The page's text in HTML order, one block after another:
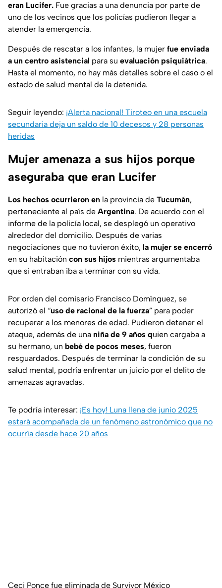
eran Lucifer. Fue gracias a una denuncia por parte de
uno de los vecinos que los policías pudieron llegar a
atender la emergencia.
Después de rescatar a los infantes, la mujer fue enviada
a un centro asistencial para su evaluación psiquiátrica.
Hasta el momento, no hay más detalles sobre el caso o el
estado de salud mental de la detenida.
Seguir leyendo: ¡Alerta nacional! Tiroteo en una escuela
secundaria deja un saldo de 10 decesos y 28 personas
heridas
Mujer amenaza a sus hijos porque
aseguraba que eran Lucifer
Los hechos ocurrieron en la provincia de Tucumán,
perteneciente al país de Argentina. De acuerdo con el
informe de la policía local, se desplegó un operativo
alrededor del domicilio. Después de varias
negociaciones que no tuvieron éxito, la mujer se encerró
en su habitación con sus hijos mientras argumentaba
que si entraban iba a terminar con su vida.
Por orden del comisario Francisco Domínguez, se
autorizó el “uso de racional de la fuerza” para poder
recuperar a los menores de edad. Pudieron detener el
ataque, además de una niña de 9 años quien cargaba a
su hermano, un bebé de pocos meses, fueron
resguardados. Después de terminar la condición de su
salud mental, podría enfrentar un juicio por el delito de
amenazas agravadas.
Te podría interesar: ¡Es hoy! Luna llena de junio 2025
estará acompañada de un fenómeno astronómico que no
ocurría desde hace 20 años
Ceci Ponce fue eliminada de Survivor México